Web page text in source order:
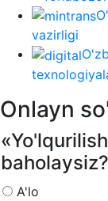
vazirligi
Onlayn
baholaysiz?
A'lo